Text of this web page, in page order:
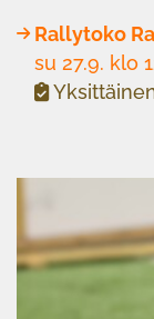
Rallytoko
su 27.9. klo